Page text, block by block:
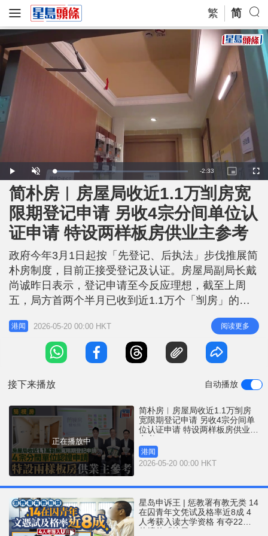
繁 简
P
l
a
y
U
n
m
u
e
L
o
a
d
:
9
.
2
R
e
m
n
-2:33
P
i
c
t
r
e
-
i
n
-
P
c
t
r
e
F
u
e
简朴房︱房屋局收近1.1万㓥房宽
限期登记申请 另收4宗分间单位认
证申请 特设两样板房供业主参考
政府今年3月1日起按「先登记、后执法」步伐推展简
朴房制度，目前正接受登记及认证。房屋局副局长戴
尚诚昨日表示，登记申请至今反应理想，截至上周
五，局方首两个半月已收到近1.1万个「㓥房」的宽
限期登记申请，换算超过3000宗住宅单位申请；另
外，局方已收到4宗分间单位的认证申请，正全速处
理。戴尚诚指，房屋局于九龙城重建计划内两个已复
归政府的住宅单位，以样板房的形式，展示如何改造
港闻 2026-05-20 00:00 HKT 阅读更多
接下来播放 自动播放
正在播放中
简朴房︱房屋局收近1.1万㓥房
宽限期登记申请 另收4宗分间单
位认证申请 特设两样板房供业主
参考
港闻
2026-05-20 00:00 HKT
星岛申诉王 | 惩教署有教无类 14
在囚青年文凭试及格率近8成 4
人考获入读大学资格 有夺22分
佳绩兼「摘星」